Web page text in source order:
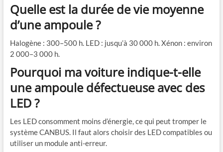
Quelle est la durée de vie moyenne
d’une ampoule ?
Halogène : 300–500 h. LED : jusqu’à 30 000 h. Xénon : environ
2 000–3 000 h.
Pourquoi ma voiture indique-t-elle
une ampoule défectueuse avec des
LED ?
Les LED consomment moins d’énergie, ce qui peut tromper le
système CANBUS. Il faut alors choisir des LED compatibles ou
utiliser un module anti-erreur.